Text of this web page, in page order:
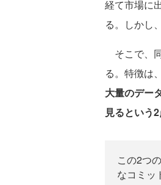
経て市場に
る。しかし
そこで、
る。特徴は、
大量のデー
見るという
この2つ
なコミッ